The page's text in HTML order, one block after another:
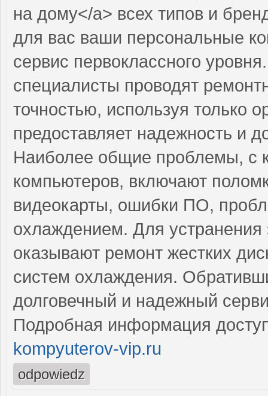
на дому</a> всех типов и
для вас ваши персональные
сервис первоклассного
специалисты проводят
точностью, используя только
предоставляет надежность и
Наиболее общие проблемы, с
компьютеров, включают
видеокарты, ошибки ПО,
охлаждением. Для
оказывают ремонт жестких
систем охлаждения.
долговечный и надежный
Подробная информация
kompyuterov-vip.ru
odpowiedz